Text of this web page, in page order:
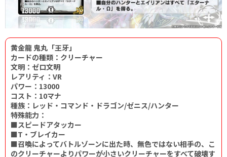
黄金龍 鬼丸「王牙」
カードの種類：クリーチャー
文明：ゼロ文明
レアリティ：VR
パワー：13000
コスト：10マナ
種族：レッド・コマンド・ドラゴン/ゼニス/ハンター
特殊能力：
■スピードアタッカー
■T・ブレイカー
■召喚によってバトルゾーンに出た時、無色ではない相手の、こ
のクリーチャーよりパワーが小さいクリーチャーをすべて破壊す